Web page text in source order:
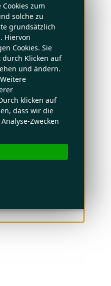
zum
solche zu
grundsätzlich
Hiervon
Cookies. Sie
Klicken auf
und ändern.
klicken auf
dass wir die
Zwecken